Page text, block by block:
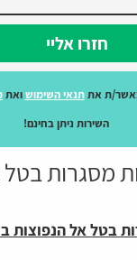
חזרו אליי
ת אתתנאי השימושואת
השירות ניתן בחינם!
מסגרות
בטל אל הנפוצות